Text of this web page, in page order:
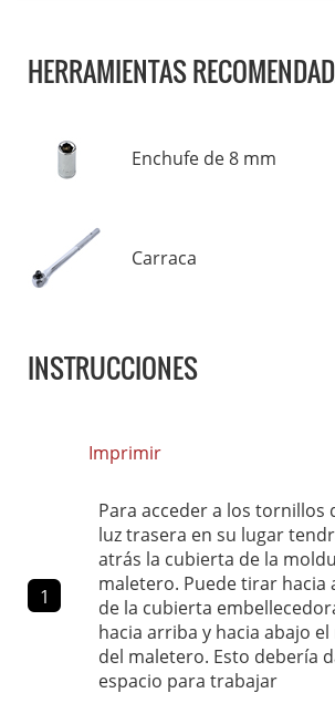
HERRAMIENTAS
Enchufe de 8 mm
Carraca
INSTRUCCIONES
Imprimir
1
Para acceder a los tornillos
luz trasera en su lugar
atrás la cubierta de la
maletero. Puede tirar hacia
de la cubierta
hacia arriba y hacia abajo
del maletero. Esto debería
espacio para trabajar